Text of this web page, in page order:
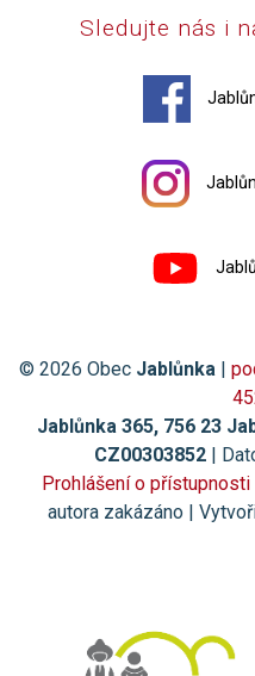
Sledujte nás i
© 2026 Obec Jablůnka |
Jablůnka 365, 756 23
CZ00303852 |
Prohlášení o přístupnosti
autora zakázáno |